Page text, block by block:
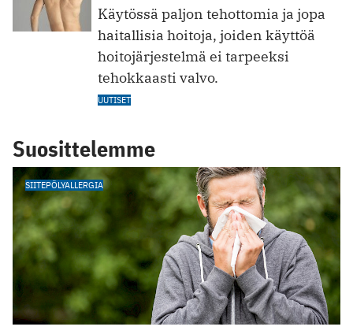
Käytössä paljon tehottomia ja jopa
haitallisia hoitoja, joiden käyttöä
hoitojärjestelmä ei tarpeeksi
tehokkaasti valvo.
UUTISET
Suosittelemme
SIITEPÖLYALLERGIA